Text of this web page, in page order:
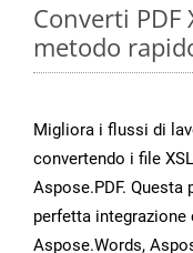
Converti PDF
metodo
Migliora i flussi di
convertendo i file
Aspose.PDF.
perfetta
Aspose.Words,